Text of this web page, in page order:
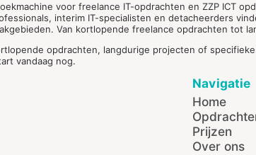
voor freelance IT-opdrachten en ZZP ICT
interim IT-specialisten en detacheerders
Van kortlopende freelance opdrachten tot
opdrachten, langdurige projecten of specifieke
vandaag nog.
Navigatie
Home
Prijzen
Over ons